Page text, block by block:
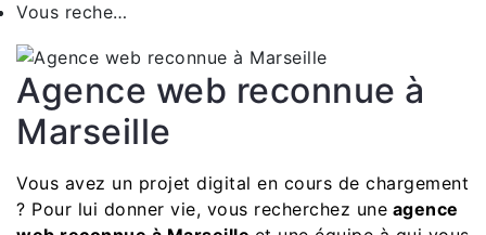
Vous reche…
Agence web reconnue à
Marseille
Vous avez un projet digital en cours de chargement
? Pour lui donner vie, vous recherchez une agence